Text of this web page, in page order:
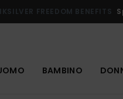
FREEDOM BENEFITS
BAMBINO